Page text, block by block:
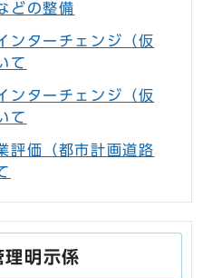
どの整備
ンターチェンジ（仮
て
ンターチェンジ（仮
て
評価（都市計画道路
理明示係